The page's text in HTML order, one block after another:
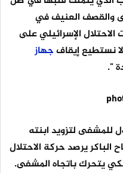
والقصف العنيف في
الإسرائيلي على
نستطيع إيقافجهاز
".
للمشفى لتزويد ابنته
الباكر يرصد حركة الاحتلال
يتحرك باتجاه المشفى.